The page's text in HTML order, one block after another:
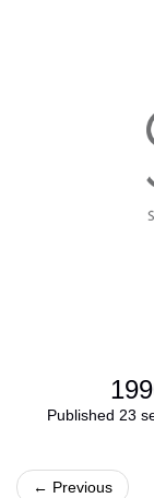
Published 23
← Previous